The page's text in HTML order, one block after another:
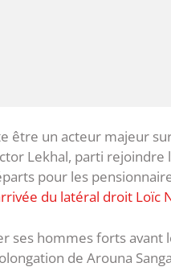
être un acteur majeur
Lekhal, parti rejoindre
pour les
du latéral droit Loïc
ses hommes forts avant
de Arouna